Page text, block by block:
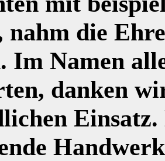
nahm die
Im Namen
danken
Einsatz.